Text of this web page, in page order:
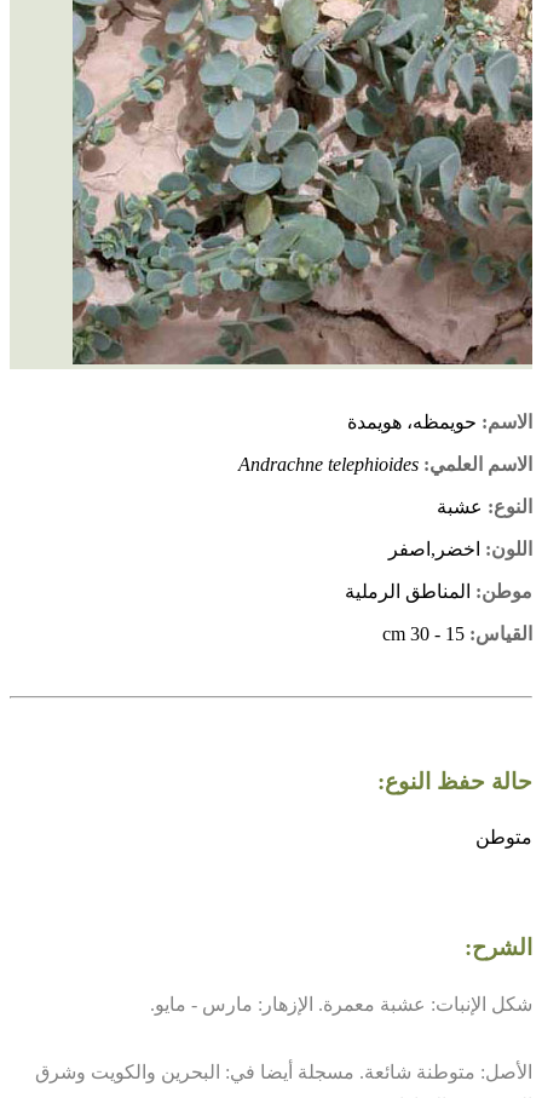
الاسم: حويمظه، هويمدة
الاسم العلمي: Andrachne telephioides
النوع: عشبة
اللون: اخضر,اصفر
موطن: المناطق الرملية
القياس:
حالة حفظ النوع:
متوطن
الشرح:
شكل الإنبات: عشبة معمرة. الإزهار: مارس - مايو.
الأصل: متوطنة شائعة. مسجلة أيضا في: البحرين والكويت وشرق